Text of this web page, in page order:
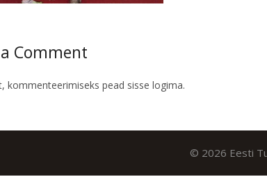
Comment
kommenteerimiseks pead sisse logima.
© 2026 Eesti